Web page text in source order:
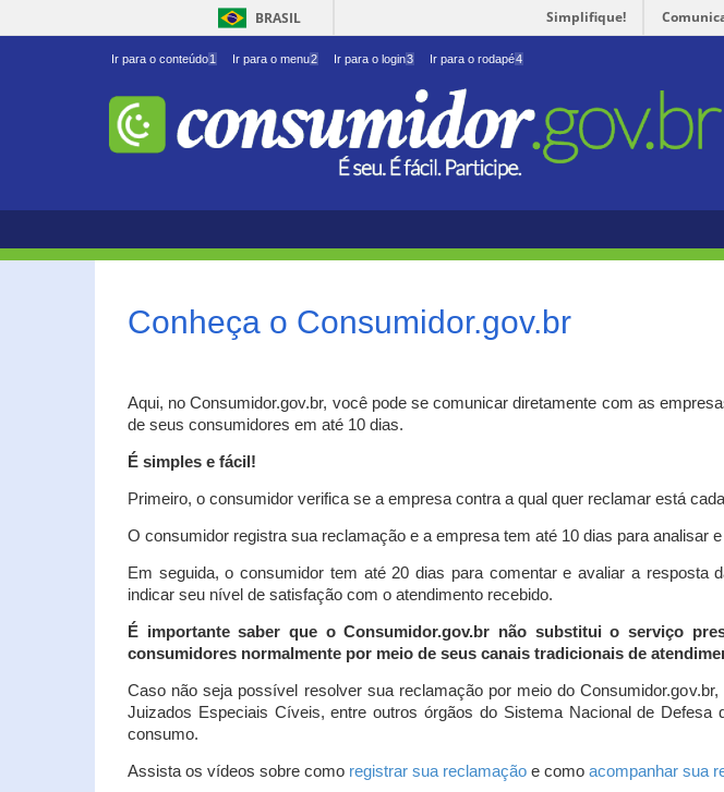
BRASIL Simplifique!
Ir para o conteúdo1 Ir para o menu2 Ir para o login3 Ir para o rodapé4
Conheça o Consumidor.gov.br
Aqui, no Consumidor.gov.br, você pode se comunicar diretamente com as
de seus consumidores em até 10 dias.
É simples e fácil!
Primeiro, o consumidor verifica se a empresa contra a qual quer reclamar está
O consumidor registra sua reclamação e a empresa tem até 10 dias para analisar e
Em seguida, o consumidor tem até 20 dias para comentar e avaliar a resposta
indicar seu nível de satisfação com o atendimento recebido.
É importante saber que o Consumidor.gov.br não substitui o serviço
consumidores normalmente por meio de seus canais tradicionais de
Caso não seja possível resolver sua reclamação por meio do
Juizados Especiais Cíveis, entre outros órgãos do Sistema Nacional de
consumo.
Assista os vídeos sobre como registrar sua reclamação e como acompanhar sua